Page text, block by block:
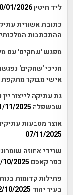
ליד חיטין01/2026
כתובת אשורית
ההתכתבות
מפגש 'שחקים' עם
חניכי 'שחקים'
אישי מבוקר מתקפת ה
גת עתיקה לייצור
שבשפלה 11/2025
אוצר מטבעות
07/11/2025
כפר קאסם 10/2025
בעיר יהוד 10/2025